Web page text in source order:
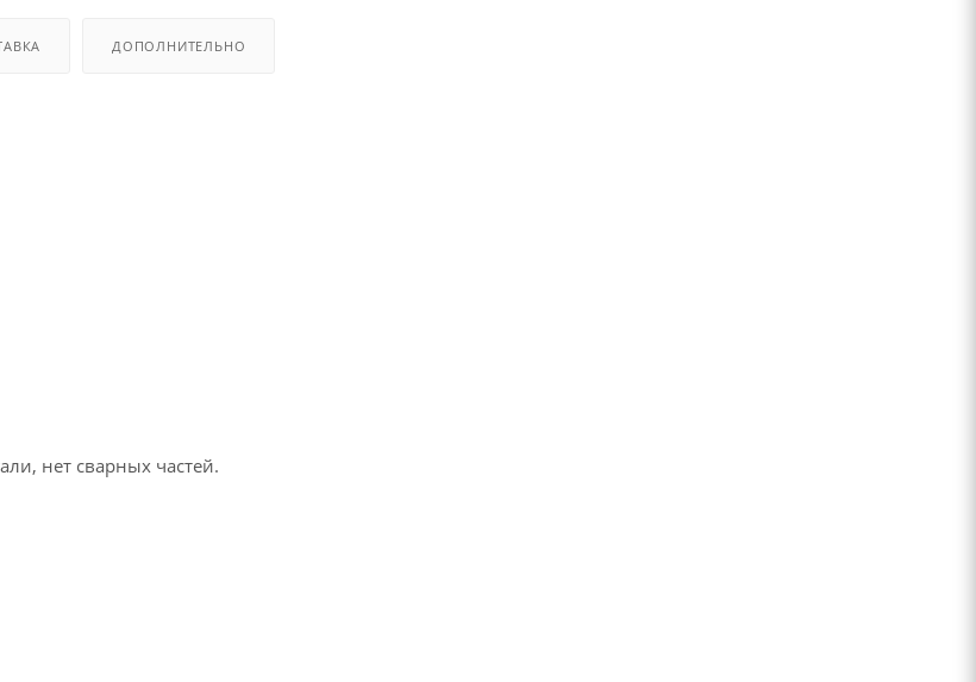
ДОПОЛНИТЕЛЬНО
нет сварных частей.